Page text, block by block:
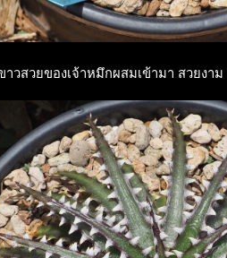
วสวยของเจ้าหมึกผสมเข้ามา สวยงาม